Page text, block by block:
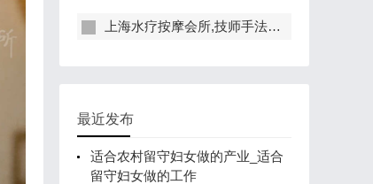
上海水疗按摩会所,技师手法专业，休闲度假的好去处
最近发布
适合农村留守妇女做的产业_适合
留守妇女做的工作